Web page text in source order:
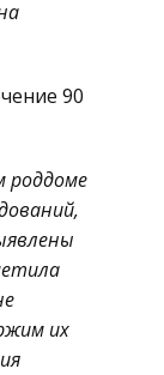
90
роддоме
их